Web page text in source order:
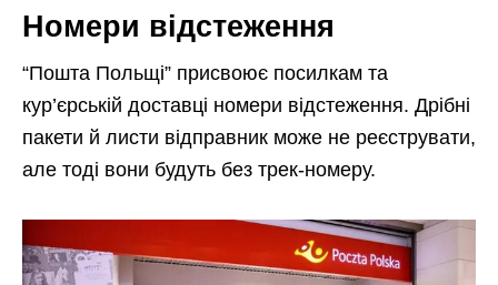
Номери відстеження
“Пошта Польщі” присвоює посилкам та
кур’єрській доставці номери відстеження. Дрібні
пакети й листи відправник може не реєструвати,
але тоді вони будуть без трек-номеру.